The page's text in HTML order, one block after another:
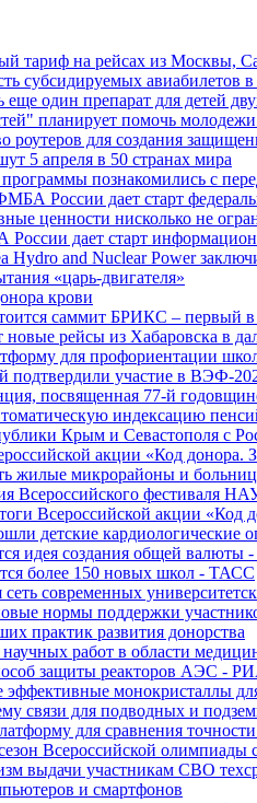
тариф на рейсах из Москвы,
субсидируемых
еще один препарат для детей
планирует помочь
роутеров для создания
5 апреля в 50 странах мира
программы познакомились с
России дает старт
ценности нисколько не
дает старт
Hydro and Nuclear Power
«царь-двигателя»
крови
саммит БРИКС – первый в
новые рейсы из Хабаровска в
для профориентации
подтвердили участие в ВЭФ-
посвященная 77-й
индексацию
Крым и Севастополя с
акции «Код донора.
жилые микрорайоны и
Всероссийского фестиваля
Всероссийской акции «Код
детские кардиологические
идея создания общей валюты
более 150 новых школ - ТАСС
сеть современных
нормы поддержки
практик развития донорства
работ в области
защиты реакторов АЭС -
эффективные монокристаллы
связи для подводных и
для сравнения
Всероссийской
выдачи участникам СВО
и смартфонов